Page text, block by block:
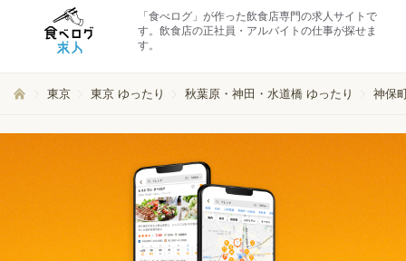
「食べログ」が作った飲食店専門の求人サイトで
す。飲食店の正社員・アルバイトの仕事が探せま
す。
東京 東京 ゆったり 秋葉原・神田・水道橋 ゆったり 神保